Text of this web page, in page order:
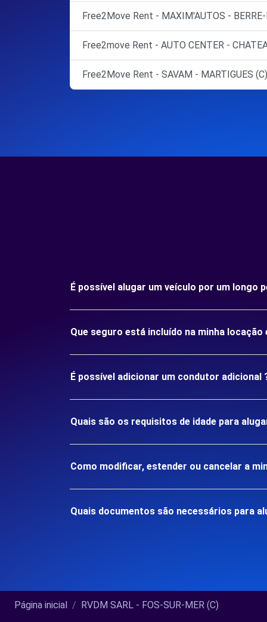
Free2Move Rent - MAXIM'AUTOS - BERRE-
Free2move Rent - AUTO CENTER -
Free2Move Rent - SAVAM - MARTIGUES (C)
É possível alugar um veículo por um longo
Que seguro está incluído na minha locação
É possível adicionar um condutor adicional
Quais são os requisitos de idade para
Como modificar, estender ou cancelar a
Quais documentos são necessários para
Página inicial RVDM SARL - FOS-SUR-MER (C)